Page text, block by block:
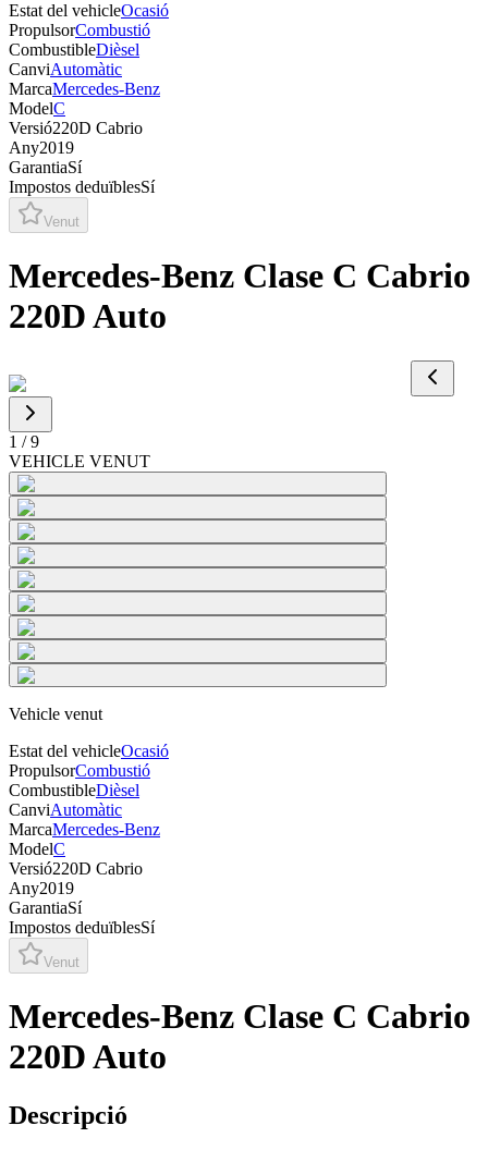
Estat del vehicleOcasió
PropulsorCombustió
CombustibleDièsel
CanviAutomàtic
MarcaMercedes-Benz
ModelC
Versió220D Cabrio
Any2019
GarantiaSí
Impostos deduïblesSí
Venut
Mercedes-Benz Clase C Cabrio
220D Auto
1 /9
VEHICLE VENUT
Vehicle venut
Estat del vehicleOcasió
PropulsorCombustió
CombustibleDièsel
CanviAutomàtic
MarcaMercedes-Benz
ModelC
Versió220D Cabrio
Any2019
GarantiaSí
Impostos deduïblesSí
Venut
Mercedes-Benz Clase C Cabrio
220D Auto
Descripció